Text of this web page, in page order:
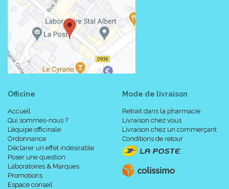
Officine
Accueil
Qui sommes-nous ?
L’équipe officinale
Ordonnance
Déclarer un effet indésirable
Poser une question
Laboratoires & Marques
Promotions
Espace conseil
Mode de livraison
Retrait dans la pharmacie
Livraison chez vous
Livraison chez un commerçant
Conditions de retour